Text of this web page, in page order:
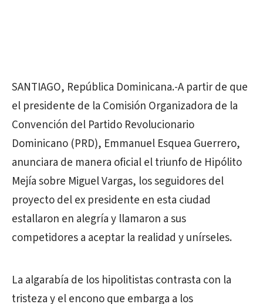
SANTIAGO, República Dominicana.-A partir de que
el presidente de la Comisión Organizadora de la
Convención del Partido Revolucionario
Dominicano (PRD), Emmanuel Esquea Guerrero,
anunciara de manera oficial el triunfo de Hipólito
Mejía sobre Miguel Vargas, los seguidores del
proyecto del ex presidente en esta ciudad
estallaron en alegría y llamaron a sus
competidores a aceptar la realidad y unírseles.
La algarabía de los hipolitistas contrasta con la
tristeza y el encono que embarga a los